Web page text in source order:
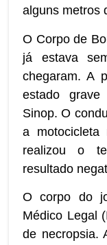
alguns metros
O Corpo de
já estava
chegaram. A
estado
Sinop. O
a motocicleta
realizou o
resultado
O corpo do
Médico Legal
de necropsia.